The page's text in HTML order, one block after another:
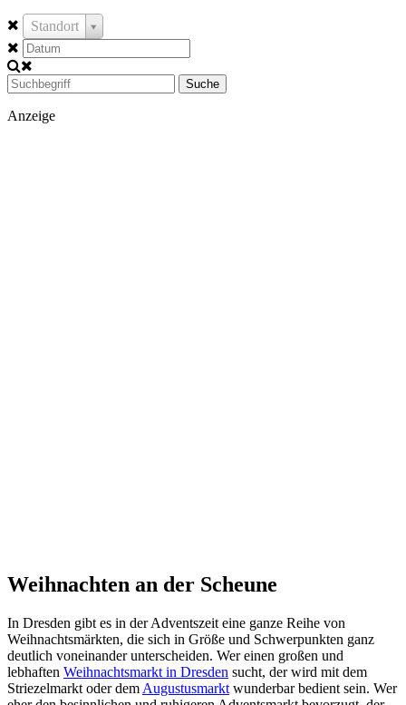
Standort
Suche
Anzeige
Weihnachten an der Scheune
In Dresden gibt es in der Adventszeit eine ganze Reihe von
Weihnachtsmärkten, die sich in Größe und Schwerpunkten ganz
deutlich voneinander unterscheiden. Wer einen großen und
lebhaften Weihnachtsmarkt in Dresden sucht, der wird mit dem
Striezelmarkt oder dem Augustusmarkt wunderbar bedient sein. Wer